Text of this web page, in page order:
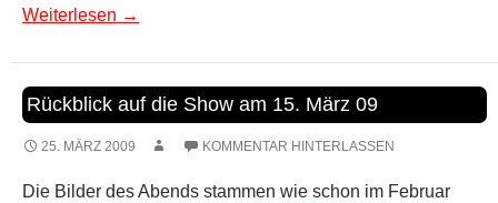
Weiterlesen →
Rückblick auf die Show am 15. März 09
25. MÄRZ 2009 KOMMENTAR HINTERLASSEN
Die Bilder des Abends stammen wie schon im Februar